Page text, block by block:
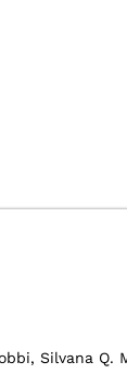
Silvana